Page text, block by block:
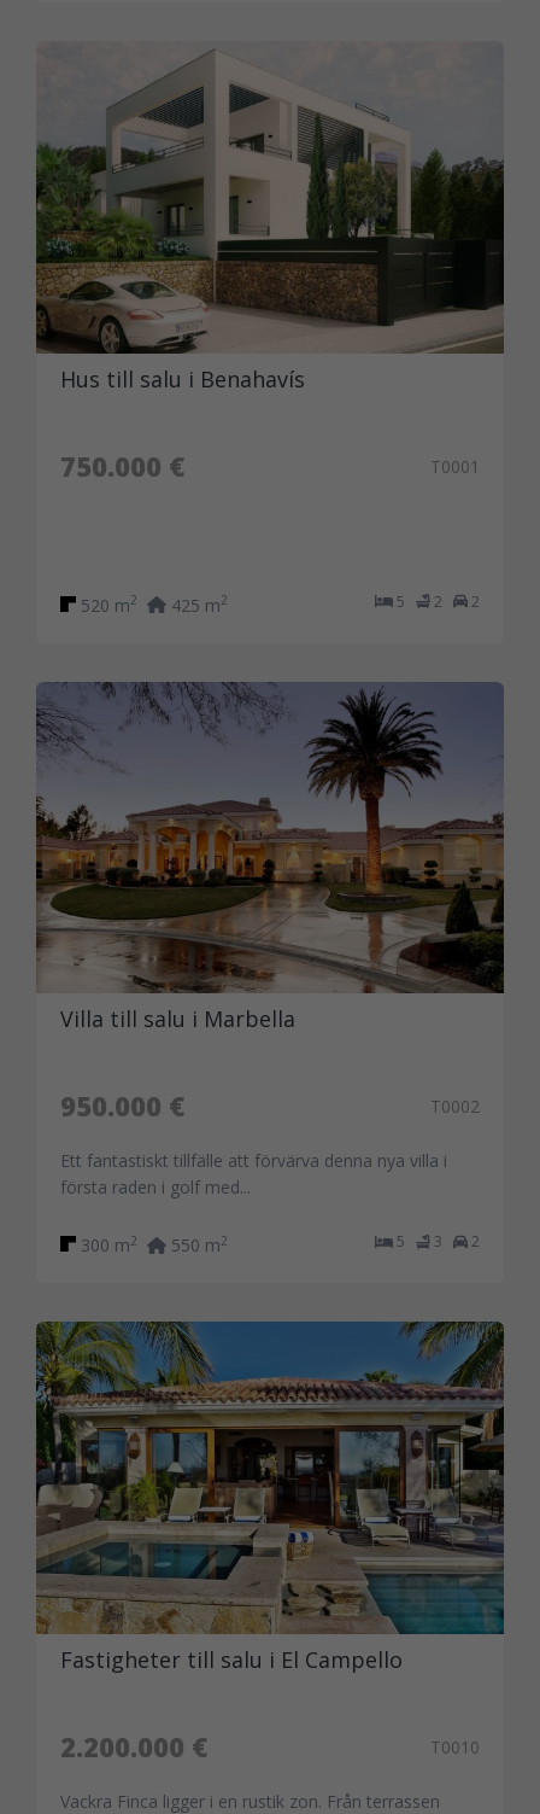
Hus till salu i Benahavís
750.000 € T0001
5 2 2
520 m2 425 m2
Villa till salu i Marbella
950.000 € T0002
Ett fantastiskt tillfälle att förvärva denna nya villa i
första raden i golf med...
5 3 2
300 m2 550 m2
Fastigheter till salu i El Campello
2.200.000 € T0010
Vackra Finca ligger i en rustik zon. Från terrassen